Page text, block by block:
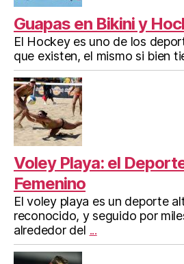
Guapas en Bikini y
El Hockey es uno de los
que existen, el mismo si bien
Voley Playa: el
Femenino
El voley playa es un deporte
reconocido, y seguido por
alrededor del ...